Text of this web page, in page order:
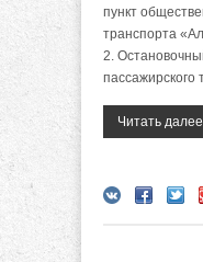
пункт
транспорта
2.
пассажирского
Читать